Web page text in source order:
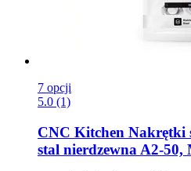
7 opcji
5.0 (1)
CNC Kitchen Nakrętki
stal nierdzewna A2-​50,